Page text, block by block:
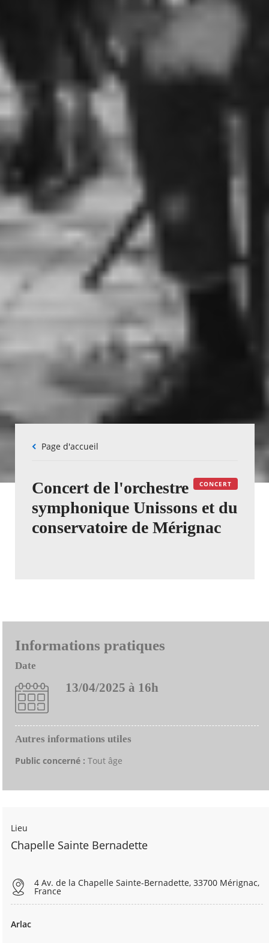
Fil
Page d'accueil
CONCERT
Concert de l'orchestre
symphonique Unissons et du
conservatoire de Mérignac
Informations pratiques
Date
13/04/2025 à 16h
Autres informations utiles
Public concerné : Tout âge
Lieu
Chapelle Sainte Bernadette
4 Av. de la Chapelle Sainte-Bernadette, 33700 Mérignac,
France
Arlac